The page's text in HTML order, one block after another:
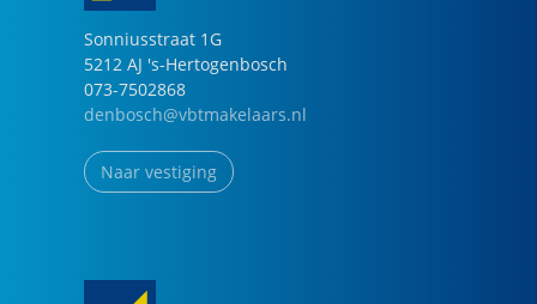
Sonniusstraat 1G
5212 AJ 's-Hertogenbosch
073-7502868
denbosch@vbtmakelaars.nl
Naar vestiging